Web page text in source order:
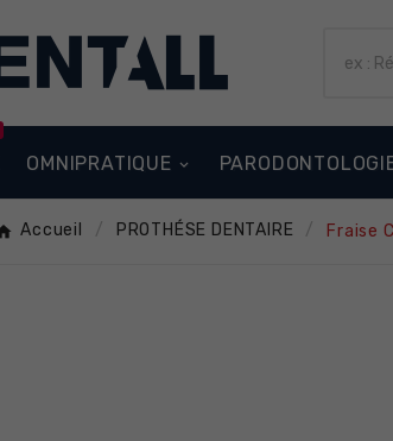
OMNIPRATIQUE
Accueil PROTHÉSE DENTAIRE Fraise